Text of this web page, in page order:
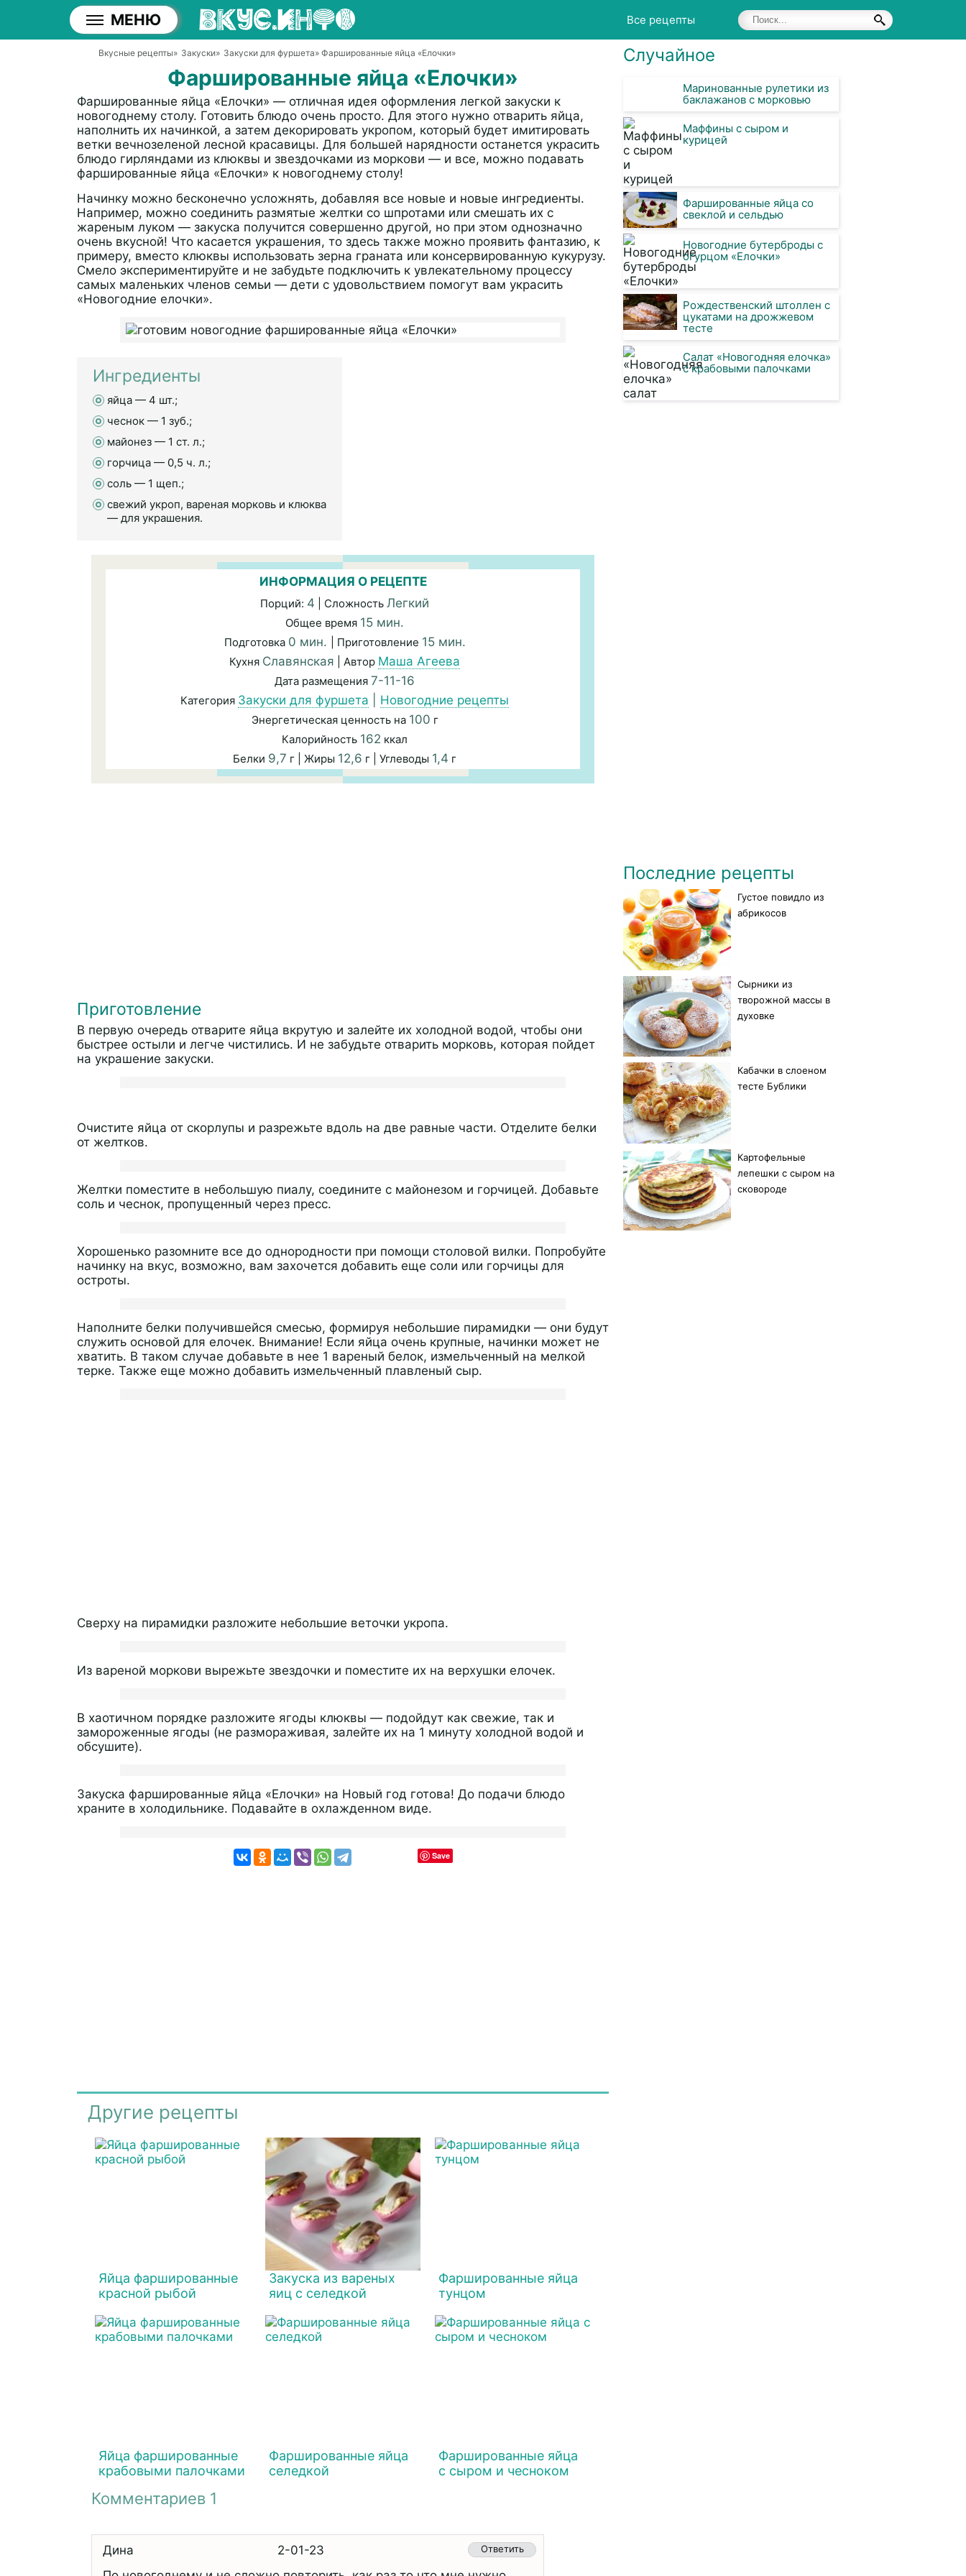
МЕНЮ Все рецепты
Вкусные рецепты» Закуски» Закуски для фуршета» Фаршированные яйца «Елочки»
Фаршированные яйца «Елочки»
Фаршированные яйца «Елочки» — отличная идея оформления легкой закуски к
новогоднему столу. Готовить блюдо очень просто. Для этого нужно отварить яйца,
наполнить их начинкой, а затем декорировать укропом, который будет имитировать
ветки вечнозеленой лесной красавицы. Для большей нарядности останется украсить
блюдо гирляндами из клюквы и звездочками из моркови — и все, можно подавать
фаршированные яйца «Елочки» к новогоднему столу!
Начинку можно бесконечно усложнять, добавляя все новые и новые ингредиенты.
Например, можно соединить размятые желтки со шпротами или смешать их с
жареным луком — закуска получится совершенно другой, но при этом однозначно
очень вкусной! Что касается украшения, то здесь также можно проявить фантазию, к
примеру, вместо клюквы использовать зерна граната или консервированную кукурузу.
Смело экспериментируйте и не забудьте подключить к увлекательному процессу
самых маленьких членов семьи — дети с удовольствием помогут вам украсить
«Новогодние елочки».
Ингредиенты
яйца — 4 шт.;
чеснок — 1 зуб.;
майонез — 1 ст. л.;
горчица — 0,5 ч. л.;
соль — 1 щеп.;
свежий укроп, вареная морковь и клюква
— для украшения.
ИНФОРМАЦИЯ О РЕЦЕПТЕ
Порций: 4 | Сложность Легкий
Общее время 15 мин.
Подготовка 0 мин. | Приготовление 15 мин.
Кухня Славянская | Автор Маша Агеева
Дата размещения 7-11-16
Категория Закуски для фуршета Новогодние рецепты
Энергетическая ценность на 100 г
Калорийность 162 ккал
Белки 9,7 г | Жиры 12,6 г | Углеводы 1,4 г
Приготовление
В первую очередь отварите яйца вкрутую и залейте их холодной водой, чтобы они
быстрее остыли и легче чистились. И не забудьте отварить морковь, которая пойдет
на украшение закуски.
Очистите яйца от скорлупы и разрежьте вдоль на две равные части. Отделите белки
от желтков.
Желтки поместите в небольшую пиалу, соедините с майонезом и горчицей. Добавьте
соль и чеснок, пропущенный через пресс.
Хорошенько разомните все до однородности при помощи столовой вилки. Попробуйте
начинку на вкус, возможно, вам захочется добавить еще соли или горчицы для
остроты.
Наполните белки получившейся смесью, формируя небольшие пирамидки — они будут
служить основой для елочек. Внимание! Если яйца очень крупные, начинки может не
хватить. В таком случае добавьте в нее 1 вареный белок, измельченный на мелкой
терке. Также еще можно добавить измельченный плавленый сыр.
Сверху на пирамидки разложите небольшие веточки укропа.
Из вареной моркови вырежьте звездочки и поместите их на верхушки елочек.
В хаотичном порядке разложите ягоды клюквы — подойдут как свежие, так и
замороженные ягоды (не размораживая, залейте их на 1 минуту холодной водой и
обсушите).
Закуска фаршированные яйца «Елочки» на Новый год готова! До подачи блюдо
храните в холодильнике. Подавайте в охлажденном виде.
Save
Другие рецепты
Яйца фаршированные
красной рыбой
Закуска из вареных
яиц с селедкой
Фаршированные яйца
тунцом
Яйца фаршированные
крабовыми палочками
Фаршированные яйца
селедкой
Фаршированные яйца
с сыром и чесноком
Комментариев 1
Дина 2-01-23 Ответить
Случайное
Маринованные рулетики из
баклажанов с морковью
Маффины с сыром и
курицей
Фаршированные яйца со
свеклой и сельдью
Новогодние бутерброды с
огурцом «Елочки»
Рождественский штоллен с
цукатами на дрожжевом
тесте
Салат «Новогодняя елочка»
с крабовыми палочками
Последние рецепты
Густое повидло из
абрикосов
Сырники из
творожной массы в
духовке
Кабачки в слоеном
тесте Бублики
Картофельные
лепешки с сыром на
сковороде